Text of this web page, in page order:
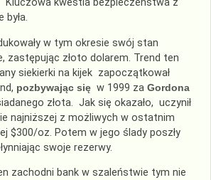
kwestia bezpieczeństwa z
była.
w tym okresie swój stan
zastępując złoto dolarem. Trend ten
siekierki na kijek zapoczątkował
pozbywając się w 1999 za Gordona
złota. Jak się okazało, uczynił
najniższej z możliwych w ostatnim
$300/oz. Potem w jego ślady poszły
swoje rezerwy.
zachodni bank w szaleństwie tym nie